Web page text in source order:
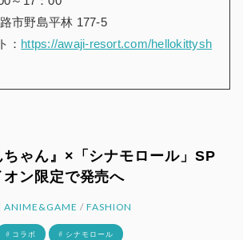
市野島平林 177-5
： https://awaji-resort.com/hellokittysh
ちゃん』×「シナモロール」SP
ン限定で発売へ
ANIME&GAME / FASHION
# コラボ # シナモロール